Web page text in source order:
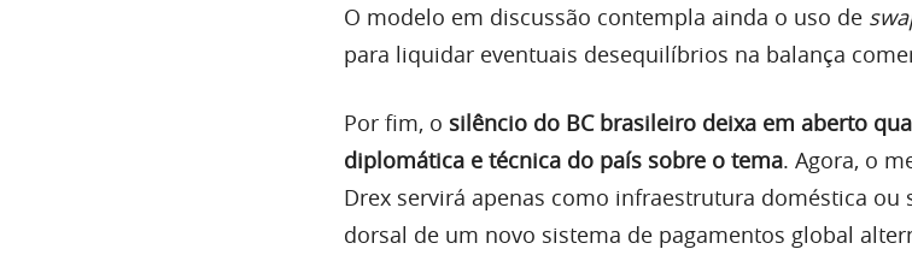
O modelo em discussão contempla ainda o uso de
para liquidar eventuais desequilíbrios na balança
Por fim, o silêncio do BC brasileiro deixa em aberto
diplomática e técnica do país sobre o tema. Agora, o
Drex servirá apenas como infraestrutura doméstica ou
dorsal de um novo sistema de pagamentos global